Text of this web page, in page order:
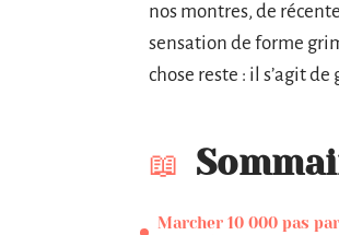
nos montres, de
sensation de forme
chose reste : il s’agit
Marcher 10 000 pas